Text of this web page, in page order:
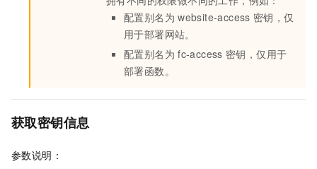
配置别名为 website-access 密钥，仅
用于部署网站。
配置别名为 fc-access 密钥，仅用于
部署函数。
获取密钥信息
参数说明：